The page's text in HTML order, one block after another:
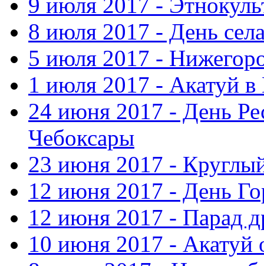
8 июля 2017 - День
5 июля 2017 -
1 июля 2017 - Акатуй
24 июня 2017 - День
Чебоксары
23 июня 2017 -
12 июня 2017 - День
12 июня 2017 - Парад
10 июня 2017 - Акатуй